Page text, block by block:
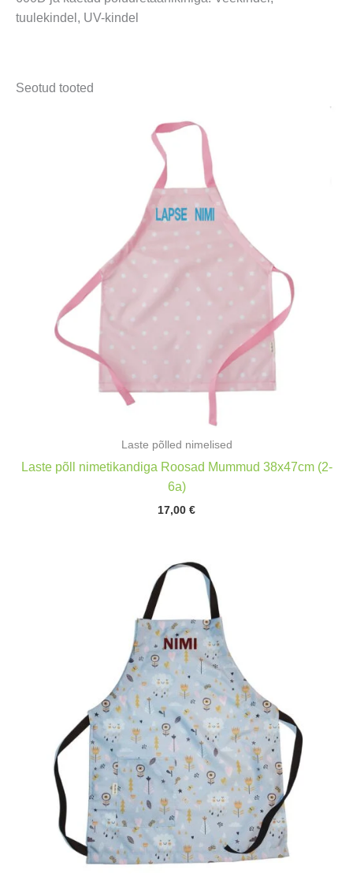
tuulekindel, UV-kindel
Seotud tooted
Laste põlled nimelised
Laste põll nimetikandiga Roosad Mummud 38x47cm (2-
6a)
17,00 €